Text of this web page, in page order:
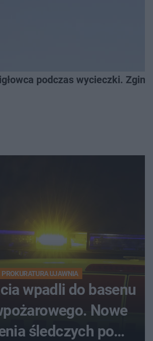
podczas wycieczki.
PROKURATURA UJAWNIA
wpadli do basenu
Nowe
śledczych po